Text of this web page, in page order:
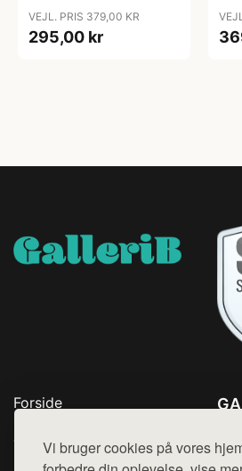
Vi bruger cookies på vores
VEJL. PRIS 379,00 KR
295,00 kr
Forside
Top Rabatter
Blog